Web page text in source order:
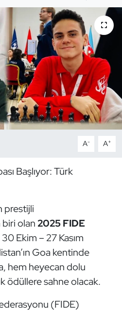
A- A+
Başlıyor: Türk
prestijli
biri olan 2025 FIDE
30 Ekim – 27 Kasım
Goa kentinde
hem heyecan dolu
ödüllere sahne olacak.
(FIDE)